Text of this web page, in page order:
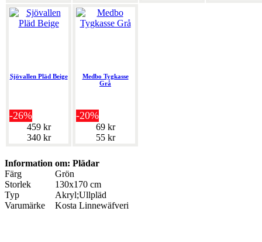
Sjövallen Pläd Beige
-26%
459 kr
340 kr
Medbo Tygkasse
Grå
-20%
69 kr
55 kr
Information om: Plädar
Färg
Grön
Storlek
130x170 cm
Typ
Akryl;Ullpläd
Varumärke
Kosta Linnewäfveri